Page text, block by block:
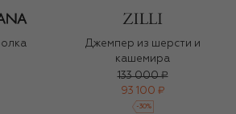
Джемпер из шерсти и
кашемира
133 000 ₽
93 100 ₽
-30%